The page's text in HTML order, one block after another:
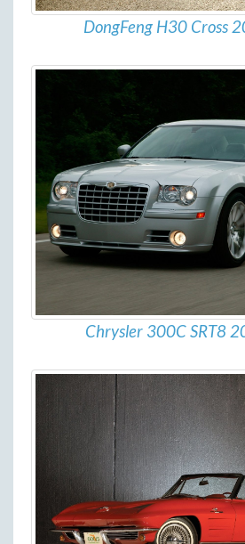
DongFeng H30 Cross
Chrysler 300C SRT8